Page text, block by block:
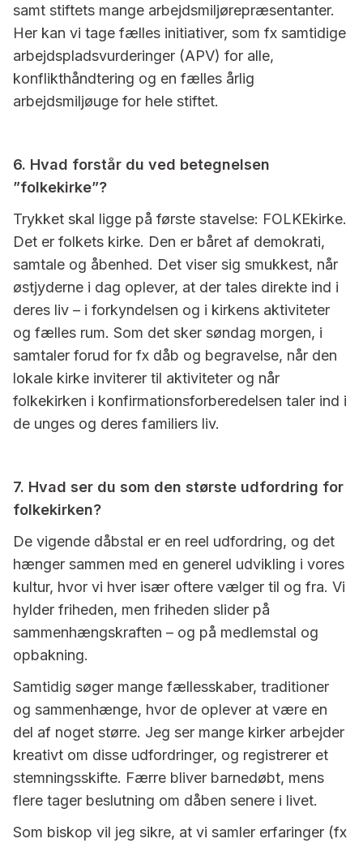
samt stiftets mange arbejdsmiljørepræsentanter.
Her kan vi tage fælles initiativer, som fx samtidige
arbejdspladsvurderinger (APV) for alle,
konflikthåndtering og en fælles årlig
arbejdsmiljøuge for hele stiftet.
6. Hvad forstår du ved betegnelsen
”folkekirke”?
Trykket skal ligge på første stavelse: FOLKEkirke.
Det er folkets kirke. Den er båret af demokrati,
samtale og åbenhed. Det viser sig smukkest, når
østjyderne i dag oplever, at der tales direkte ind i
deres liv – i forkyndelsen og i kirkens aktiviteter
og fælles rum. Som det sker søndag morgen, i
samtaler forud for fx dåb og begravelse, når den
lokale kirke inviterer til aktiviteter og når
folkekirken i konfirmationsforberedelsen taler ind i
de unges og deres familiers liv.
7. Hvad ser du som den største udfordring for
folkekirken?
De vigende dåbstal er en reel udfordring, og det
hænger sammen med en generel udvikling i vores
kultur, hvor vi hver især oftere vælger til og fra. Vi
hylder friheden, men friheden slider på
sammenhængskraften – og på medlemstal og
opbakning.
Samtidig søger mange fællesskaber, traditioner
og sammenhænge, hvor de oplever at være en
del af noget større. Jeg ser mange kirker arbejder
kreativt om disse udfordringer, og registrerer et
stemningsskifte. Færre bliver barnedøbt, mens
flere tager beslutning om dåben senere i livet.
Som biskop vil jeg sikre, at vi samler erfaringer (fx